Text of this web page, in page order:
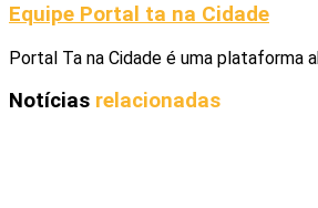
Equipe Portal ta na Cidade
Portal Ta na Cidade é uma plataforma
Notícias relacionadas